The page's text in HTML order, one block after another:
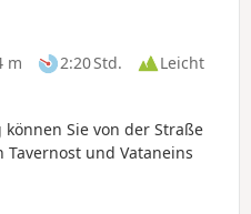
m 2:20 Std.
Leicht
Sie von der Straße
und Vataneins